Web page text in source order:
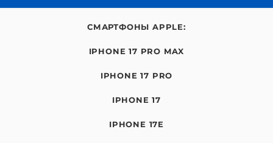
СМАРТФОНЫ APPLE:
IPHONE 17 PRO MAX
IPHONE 17 PRO
IPHONE 17
IPHONE 17E